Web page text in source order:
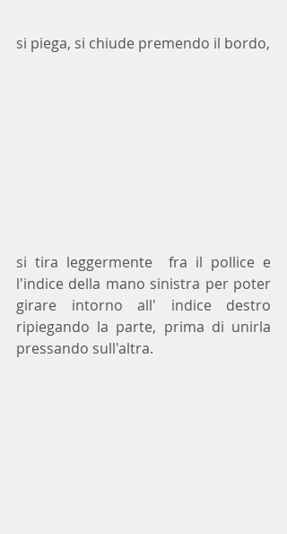
si piega, si chiude premendo il bordo,
si tira leggermente  fra il pollice e
l'indice della mano sinistra per poter
girare intorno all' indice destro
ripiegando la parte, prima di unirla
pressando sull'altra.